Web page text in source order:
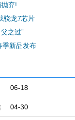
弃!
骁龙7芯片
之过”
季新品发布
06-18
04-30